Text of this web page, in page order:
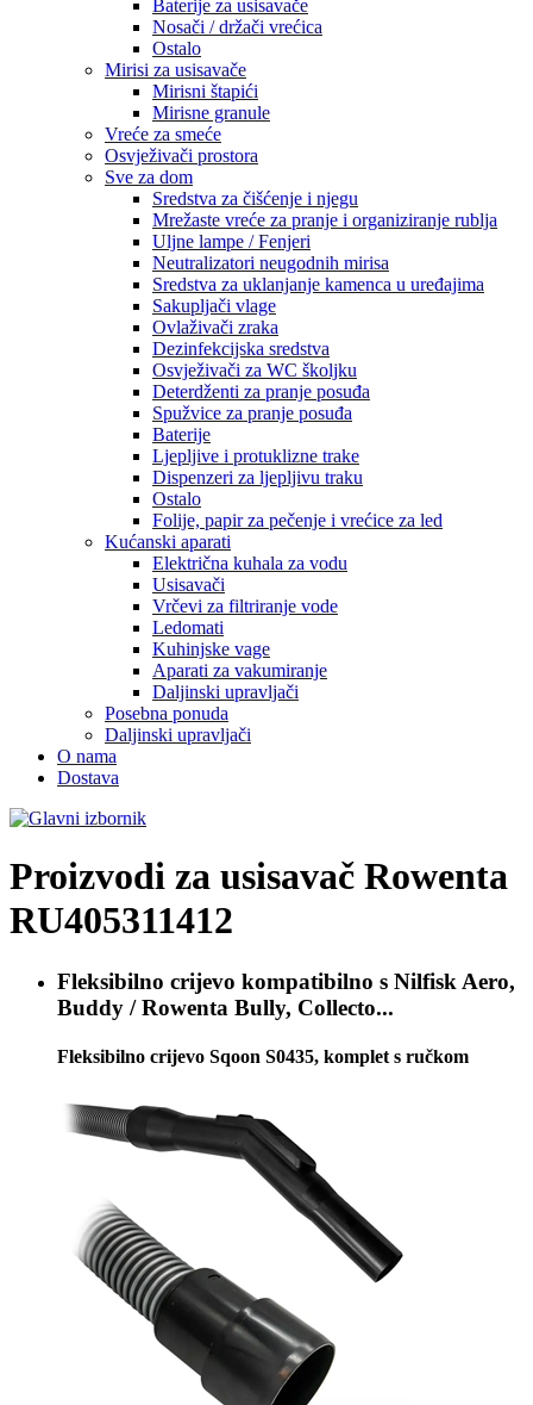
Baterije za usisavače
Nosači / držači vrećica
Ostalo
Mirisi za usisavače
Mirisni štapići
Mirisne granule
Vreće za smeće
Osvježivači prostora
Sve za dom
Sredstva za čišćenje i njegu
Mrežaste vreće za pranje i organiziranje rublja
Uljne lampe / Fenjeri
Neutralizatori neugodnih mirisa
Sredstva za uklanjanje kamenca u uređajima
Sakupljači vlage
Ovlaživači zraka
Dezinfekcijska sredstva
Osvježivači za WC školjku
Deterdženti za pranje posuđa
Spužvice za pranje posuđa
Baterije
Ljepljive i protuklizne trake
Dispenzeri za ljepljivu traku
Ostalo
Folije, papir za pečenje i vrećice za led
Kućanski aparati
Električna kuhala za vodu
Usisavači
Vrčevi za filtriranje vode
Ledomati
Kuhinjske vage
Aparati za vakumiranje
Daljinski upravljači
Posebna ponuda
Daljinski upravljači
O nama
Dostava
Proizvodi za usisavač Rowenta
RU405311412
Fleksibilno crijevo kompatibilno s Nilfisk Aero,
Buddy / Rowenta Bully, Collecto...
Fleksibilno crijevo Sqoon S0435, komplet s ručkom